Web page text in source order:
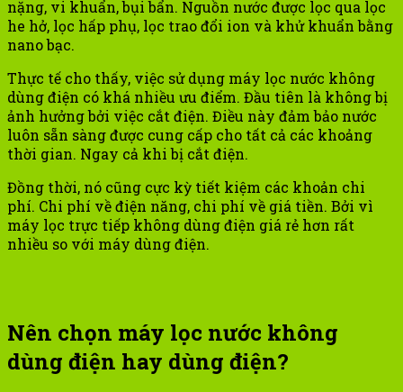
nặng, vi khuẩn, bụi bẩn. Nguồn nước được lọc qua lọc
he hở, lọc hấp phụ, lọc trao đổi ion và khử khuẩn bằng
nano bạc.
Thực tế cho thấy, việc sử dụng máy lọc nước không
dùng điện có khá nhiều ưu điểm. Đầu tiên là không bị
ảnh hưởng bởi việc cắt điện. Điều này đảm bảo nước
luôn sẵn sàng được cung cấp cho tất cả các khoảng
thời gian. Ngay cả khi bị cắt điện.
Đồng thời, nó cũng cực kỳ tiết kiệm các khoản chi
phí. Chi phí về điện năng, chi phí về giá tiền. Bởi vì
máy lọc trực tiếp không dùng điện giá rẻ hơn rất
nhiều so với máy dùng điện.
Nên chọn máy lọc nước không
dùng điện hay dùng điện?